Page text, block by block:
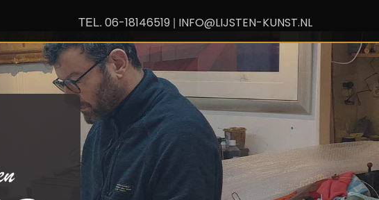
TEL. 06-18146519| INFO@LIJSTEN-KUNST.NL